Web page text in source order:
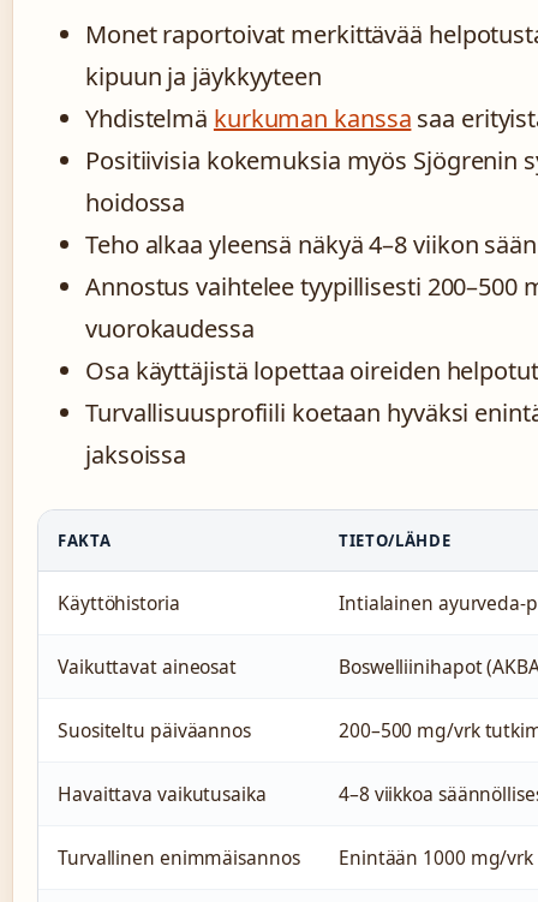
Monet raportoivat merkittävää
kipuun ja jäykkyyteen
Yhdistelmä kurkuman kanssa saa
Positiivisia kokemuksia myös Sjögrenin
hoidossa
Teho alkaa yleensä näkyä 4–8 viikon
Annostus vaihtelee tyypillisesti 200–500
vuorokaudessa
Osa käyttäjistä lopettaa oireiden
Turvallisuusprofiili koetaan hyväksi
jaksoissa
FAKTA TIETO/LÄHDE
Käyttöhistoria Intialainen ayurveda-
Vaikuttavat aineosat Boswelliinihapot
Suositeltu päiväannos 200–500 mg/vrk
Havaittava vaikutusaika 4–8 viikkoa
Turvallinen enimmäisannos Enintään 1000 mg/